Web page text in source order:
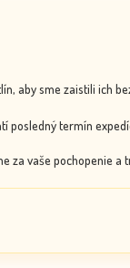
aby sme zaistili ich
posledný termín
za vaše pochopenie a